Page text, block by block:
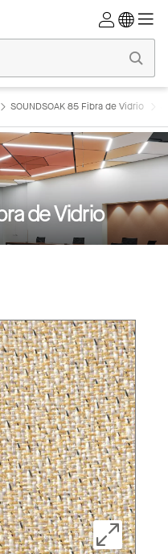
SOUNDSOAK 85 Fibra de Vidrio
de Vidrio